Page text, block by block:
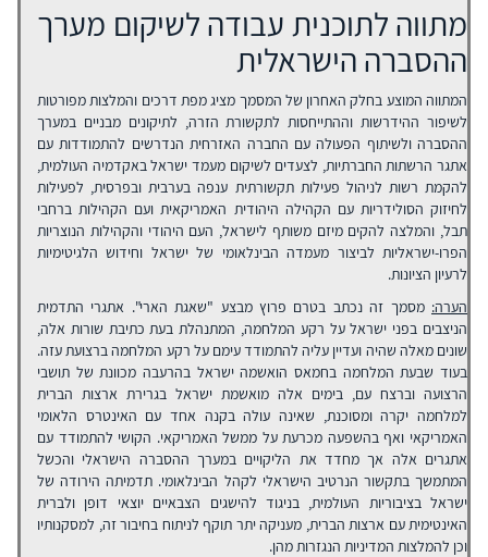
מתווה לתוכנית עבודה לשיקום מערך
ההסברה הישראלית
המתווה המוצע בחלק האחרון של המסמך מציג מפת דרכים והמלצות מפורטות
לשיפור ההידרשות וההתייחסות לתקשורת הזרה, לתיקונים מבניים במערך
ההסברה ולשיתוף הפעולה עם החברה האזרחית הנדרשים להתמודדות עם
אתגר הרשתות החברתיות, לצעדים לשיקום מעמד ישראל באקדמיה העולמית,
להקמת רשות לניהול פעילות תקשורתית ענפה בערבית ובפרסית, לפעילות
לחיזוק הסולידריות עם הקהילה היהודית האמריקאית ועם הקהילות ברחבי
תבל, והמלצה להקים מיזם משותף לישראל, העם היהודי והקהילות הנוצריות
הפרו-ישראליות לביצור מעמדה הבינלאומי של ישראל וחידוש הלגיטימיות
לרעיון הציונות.
הערה: מסמך זה נכתב בטרם פרוץ מבצע "שאגת הארי". אתגרי התדמית
הניצבים בפני ישראל על רקע המלחמה, המתנהלת בעת כתיבת שורות אלה,
שונים מאלה שהיה ועדיין עליה להתמודד עימם על רקע המלחמה ברצועת עזה.
בעוד שבעת המלחמה בחמאס הואשמה ישראל בהרעבה מכוונת של תושבי
הרצועה וברצח עם, בימים אלה מואשמת ישראל בגרירת ארצות הברית
למלחמה יקרה ומסוכנת, שאינה עולה בקנה אחד עם האינטרס הלאומי
האמריקאי ואף בהשפעה מכרעת על ממשל האמריקאי. הקושי להתמודד עם
אתגרים אלה אך מחדד את הליקויים במערך ההסברה הישראלי והכשל
המתמשך בתקשור הנרטיב הישראלי לקהל הבינלאומי. תדמיתה הירודה של
ישראל בציבוריות העולמית, בניגוד להישגים הצבאיים יוצאי דופן ולברית
האינטימית עם ארצות הברית, מעניקה יתר תוקף לניתוח בחיבור זה, למסקנותיו
וכן להמלצות המדיניות הנגזרות מהן.